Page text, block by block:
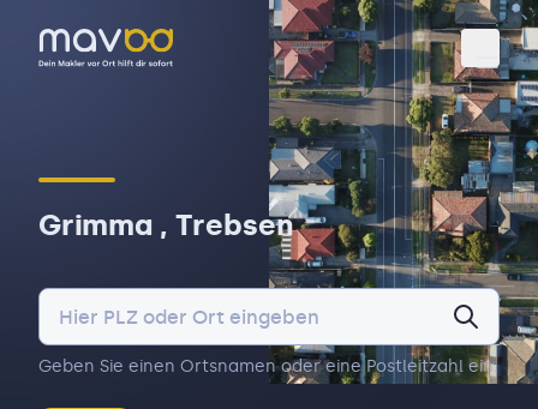
Grimma , Trebsen
Geben Sie einen Ortsnamen oder eine Postleitzahl ein.